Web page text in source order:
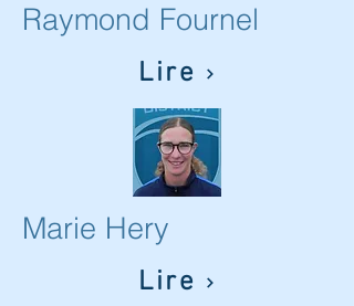
Raymond Fournel
Lire
Marie Hery
Lire